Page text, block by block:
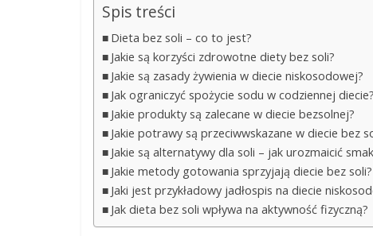
Spis treści
Dieta bez soli – co to jest?
Jakie są korzyści zdrowotne diety bez soli?
Jakie są zasady żywienia w diecie niskosodowej?
Jak ograniczyć spożycie sodu w codziennej diecie?
Jakie produkty są zalecane w diecie bezsolnej?
Jakie potrawy są przeciwwskazane w diecie bez
Jakie są alternatywy dla soli – jak urozmaicić
Jakie metody gotowania sprzyjają diecie bez soli?
Jaki jest przykładowy jadłospis na diecie
Jak dieta bez soli wpływa na aktywność fizyczną?